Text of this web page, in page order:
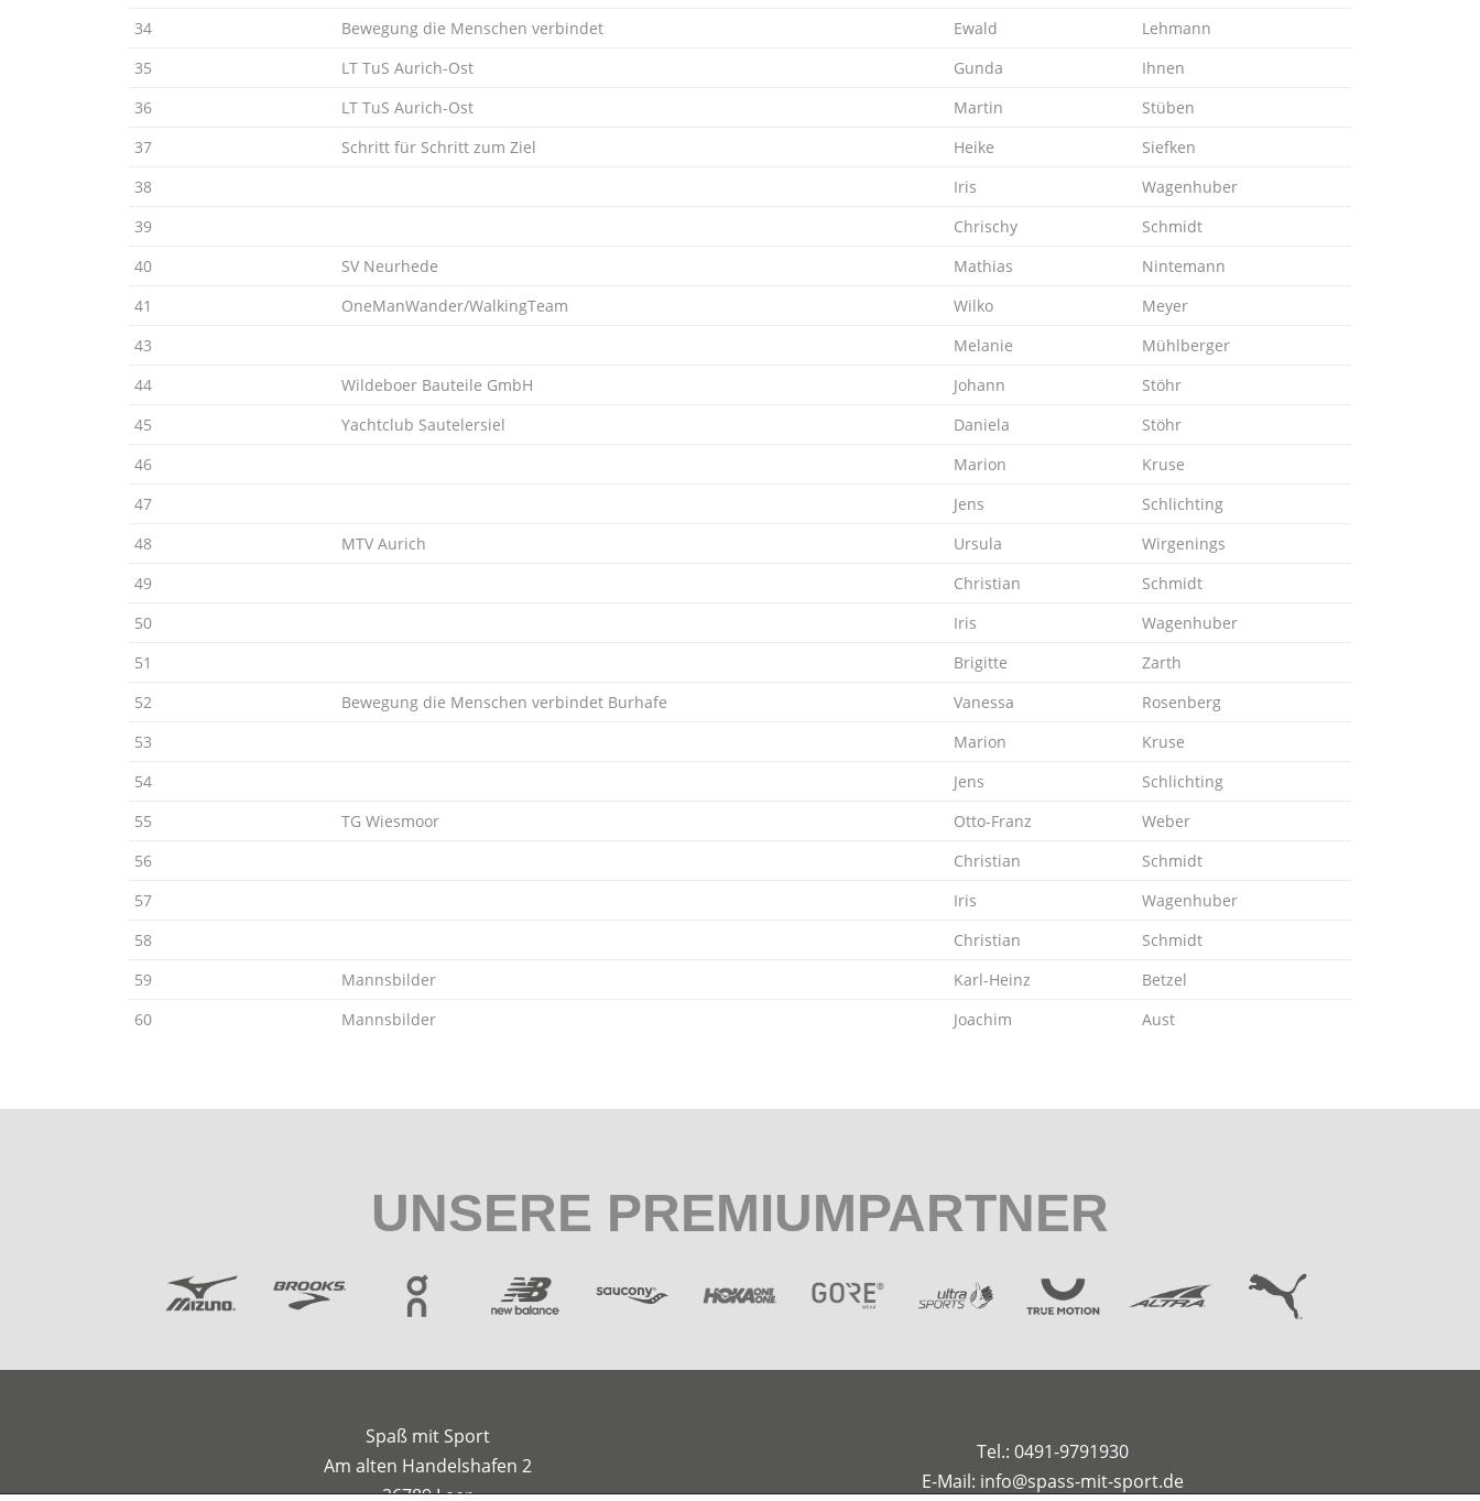
34
Bewegung die Menschen verbindet Ewald
Lehmann
35
LT TuS Aurich-Ost Gunda
Ihnen
36
LT TuS Aurich-Ost Martin
Stüben
37
Schritt für Schritt zum Ziel Heike
Siefken
38
Iris
Wagenhuber
39
Chrischy
Schmidt
40
SV Neurhede Mathias
Nintemann
41
OneManWander/WalkingTeam Wilko
Meyer
43
Melanie
Mühlberger
44
Wildeboer Bauteile GmbH Johann
Stöhr
45
Yachtclub Sautelersiel Daniela
Stöhr
46
Marion
Kruse
47
Jens
Schlichting
48
MTV Aurich Ursula
Wirgenings
49
Christian
Schmidt
50
Iris
Wagenhuber
51
Brigitte
Zarth
52
Bewegung die Menschen verbindet Burhafe Vanessa
Rosenberg
53
Marion
Kruse
54
Jens
Schlichting
55
TG Wiesmoor Otto-Franz
Weber
56
Christian
Schmidt
57
Iris
Wagenhuber
58
Christian
Schmidt
59
Mannsbilder Karl-Heinz
Betzel
60
Mannsbilder Joachim Aust
UNSERE PREMIUMPARTNER
Spaß mit Sport
Am alten Handelshafen 2
26789 Leer
Tel.: 0491-9791930
E-Mail: info@spass-mit-sport.de